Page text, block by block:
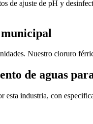
de ajuste de pH y
Nuestro cloruro
de aguas
industria, con